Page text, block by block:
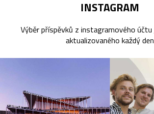
INSTAGRAM
Výběr příspěvků z instagramového účtu
aktualizovaného každý den